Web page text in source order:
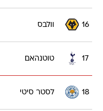
16 וולבס
17 טוטנהאם
18 לסטר סיטי